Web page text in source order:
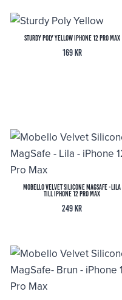
Sturdy Poly Yellow iPhone 12 Pro Max
169 kr
Mobello Velvet Silicone MagSafe -Lila
till iPhone 12 Pro Max
249 kr